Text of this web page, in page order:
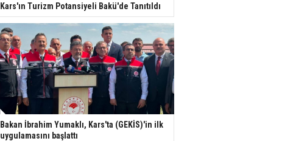
Kars'ın Turizm Potansiyeli Bakü'de Tanıtıldı
Bakan İbrahim Yumaklı, Kars'ta (GEKİS)'in ilk
uygulamasını başlattı